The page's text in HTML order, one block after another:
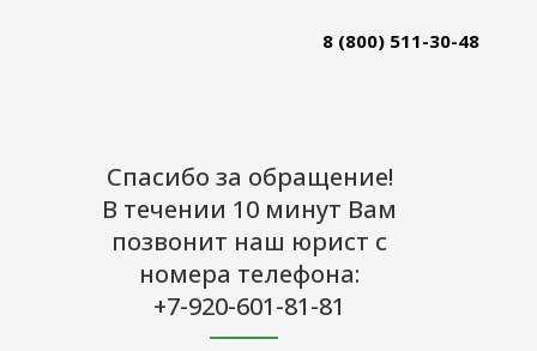
8 (800) 511-30-48
Спасибо за обращение!
В течении 10 минут Вам
позвонит наш юрист с
номера телефона:
+7-920-601-81-81